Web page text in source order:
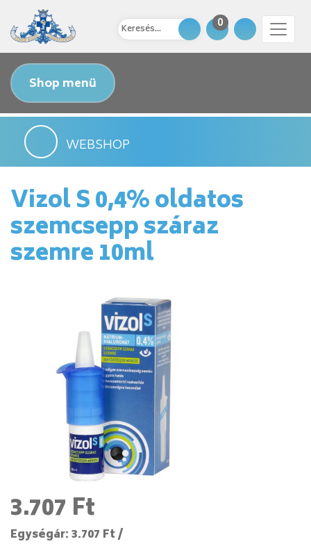
0
Shop menü
WEBSHOP
Vizol S 0,4% oldatos
szemcsepp száraz
szemre 10ml
3.707 Ft
Egységár: 3.707 Ft /